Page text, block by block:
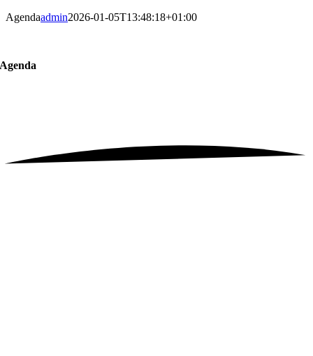
Agendaadmin2026-01-05T13:48:18+01:00
Agenda